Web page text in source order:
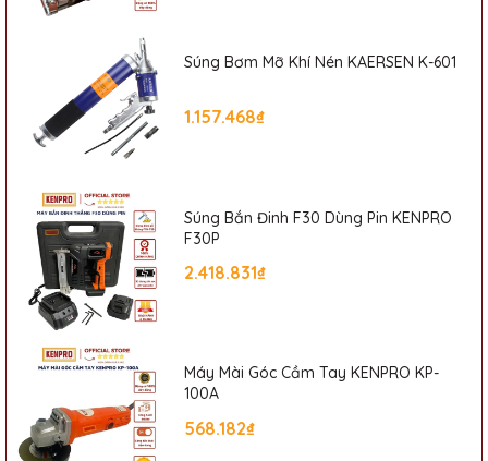
Súng Bơm Mỡ Khí Nén KAERSEN K-601
1.157.468₫
Súng Bắn Đinh F30 Dùng Pin KENPRO
F30P
2.418.831₫
Máy Mài Góc Cầm Tay KENPRO KP-
100A
568.182₫